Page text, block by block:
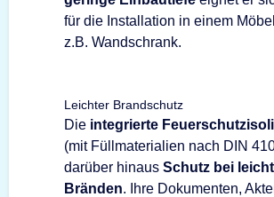
für die Installation in einem
z.B. Wandschrank.
Leichter Brandschutz
Die integrierte
(mit Füllmaterialien nach DIN
darüber hinaus Schutz bei
Bränden. Ihre Dokumenten,